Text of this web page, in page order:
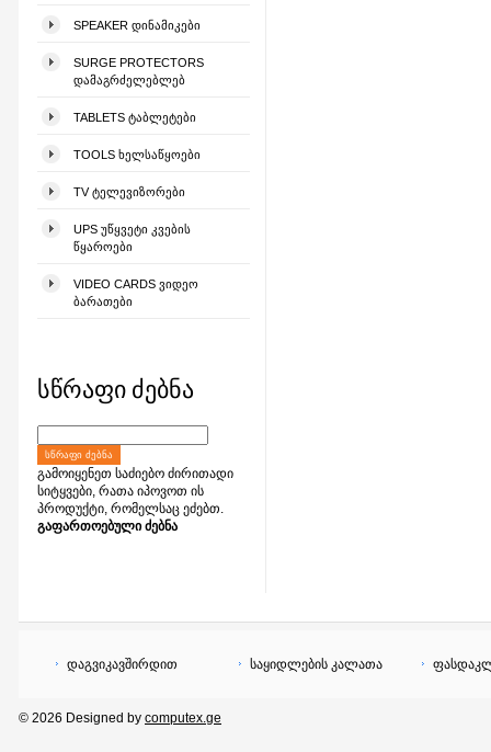
SPEAKER ᲓᲘᲜᲐᲛᲘᲙᲔᲑᲘ
SURGE PROTECTORS
ᲓᲐᲛᲐᲒᲠᲫᲔᲚᲔᲑᲚᲔᲑ
TABLETS ᲢᲐᲑᲚᲔᲢᲔᲑᲘ
TOOLS ᲮᲔᲚᲡᲐᲬᲧᲝᲔᲑᲘ
TV ᲢᲔᲚᲔᲕᲘᲖᲝᲠᲔᲑᲘ
UPS ᲣᲬᲧᲕᲔᲢᲘ ᲙᲕᲔᲑᲘᲡ
ᲬᲧᲐᲠᲝᲔᲑᲘ
VIDEO CARDS ᲕᲘᲓᲔᲝ
ᲑᲐᲠᲐᲗᲔᲑᲘ
სწრაფი ძებნა
ᲡᲬᲠᲐᲤᲘ ᲫᲔᲑᲜᲐ
გამოიყენეთ საძიებო ძირითადი
სიტყვები, რათა იპოვოთ ის
პროდუქტი, რომელსაც ეძებთ.
გაფართოებული ძებნა
დაგვიკავშირდით საყიდლების კალათა
© 2026 Designed by computex.ge